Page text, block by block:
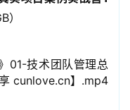
）
01-技术团队管理总
cunlove.cn】.mp4